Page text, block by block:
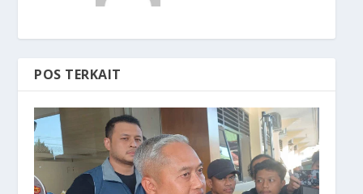
POS TERKAIT